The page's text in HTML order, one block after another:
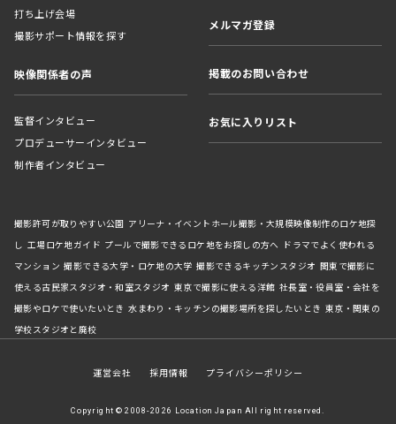
打ち上げ会場
撮影サポート情報を探す
映像関係者の声
監督インタビュー
プロデューサーインタビュー
制作者インタビュー
メルマガ登録
掲載のお問い合わせ
お気に入りリスト
撮影許可が取りやすい公園 アリーナ・イベントホール撮影・大規模映像制作のロケ地探
し 工場ロケ地ガイド プールで撮影できるロケ地をお探しの方へ ドラマでよく使われる
マンション 撮影できる大学・ロケ地の大学 撮影できるキッチンスタジオ 関東で撮影に
使える古民家スタジオ・和室スタジオ 東京で撮影に使える洋館 社長室・役員室・会社を
撮影やロケで使いたいとき 水まわり・キッチンの撮影場所を探したいとき 東京・関東の
学校スタジオと廃校
運営会社 採用情報 プライバシーポリシー
Copyright © 2008-2026 Location Japan All right reserved.